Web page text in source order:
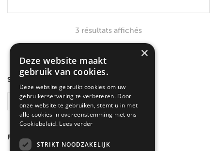
3 résultats affichés
SEARCH
RECHERCHE
FILTRER PAR COULEUR
×
Deze website maakt
gebruik van cookies.
Deze website gebruikt cookies om uw
gebruikerservaring te verbeteren. Door
onze website te gebruiken, stemt u in met
alle cookies in overeenstemming met ons
Cookiebeleid. Lees verder
STRIKT NOODZAKELIJK